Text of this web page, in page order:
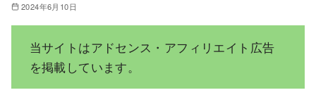
2024年6月10日
当サイトはアドセンス・アフィリエイト広告
を掲載しています。